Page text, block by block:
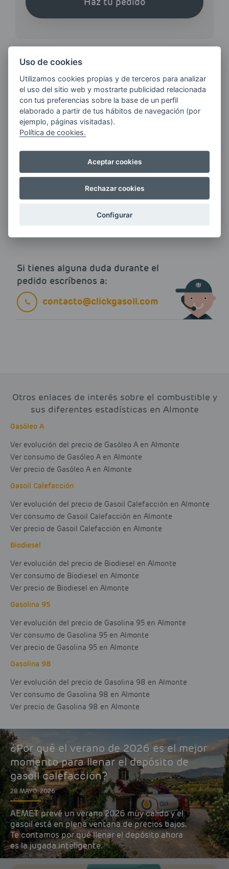
¿QUIERES ESTAR AL DÍA DE
LAS
ÚLTIMAS NOVEDADES?
Quiero recibir las últimas novedades de AVIA
ENERGIAS por cualquier medio, incluido
Más información
Si tienes alguna duda durante el
pedido escríbenos a:
contacto@clickgasoil.com
Otros enlaces de interés sobre el combustible y
sus diferentes estadísticas en Almonte
Gasóleo A
Ver evolución del precio de Gasóleo A en Almonte
Ver consumo de Gasóleo A en Almonte
Ver precio de Gasóleo A en Almonte
Gasoil Calefacción
Ver evolución del precio de Gasoil Calefacción en Almonte
Ver consumo de Gasoil Calefacción en Almonte
Ver precio de Gasoil Calefacción en Almonte
Biodiesel
Ver evolución del precio de Biodiesel en Almonte
Ver consumo de Biodiesel en Almonte
Ver precio de Biodiesel en Almonte
Gasolina 95
Ver evolución del precio de Gasolina 95 en Almonte
Ver consumo de Gasolina 95 en Almonte
Ver precio de Gasolina 95 en Almonte
Gasolina 98
Ver evolución del precio de Gasolina 98 en Almonte
Ver consumo de Gasolina 98 en Almonte
Ver precio de Gasolina 98 en Almonte
¿Por qué el verano de 2026 es el mejor
momento para llenar el depósito de
gasoil calefacción?
28 MAYO, 2026
AEMET prevé un verano 2026 muy cálido y el
gasoil está en plena ventana de precios bajos.
Te contamos por qué llenar el depósito ahora
es la jugada inteligente.
Uso de cookies
Utilizamos cookies propias y de terceros para analizar
el uso del sitio web y mostrarte publicidad relacionada
con tus preferencias sobre la base de un perfil
elaborado a partir de tus hábitos de navegación (por
ejemplo, páginas visitadas).
Política de cookies.
Aceptar cookies
Rechazar cookies
Configurar